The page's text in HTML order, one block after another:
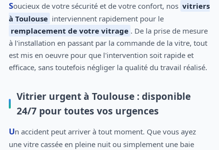
Soucieux de votre sécurité et de votre confort, nos vitriers
à Toulouse interviennent rapidement pour le
remplacement de votre vitrage . De la prise de mesure
à l'installation en passant par la commande de la vitre, tout
est mis en oeuvre pour que l'intervention soit rapide et
efficace, sans toutefois négliger la qualité du travail réalisé.
Vitrier urgent à Toulouse : disponible
24/7 pour toutes vos urgences
Un accident peut arriver à tout moment. Que vous ayez
une vitre cassée en pleine nuit ou simplement une baie